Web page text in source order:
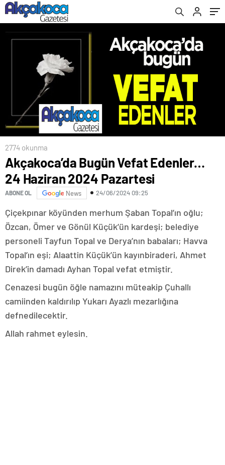
2774 okunma
Akçakoca’da Bugün Vefat Edenler…
24 Haziran 2024 Pazartesi
ABONE OL News 24/06/2024 09:25
Çiçekpınar köyünden merhum Şaban Topal’ın oğlu;
Özcan, Ömer ve Gönül Küçük’ün kardeşi; belediye
personeli Tayfun Topal ve Derya’nın babaları; Havva
Topal’ın eşi; Alaattin Küçük’ün kayınbiraderi, Ahmet
Direk’in damadı Ayhan Topal vefat etmiştir.
Cenazesi bugün öğle namazını müteakip Çuhallı
camiinden kaldırılıp Yukarı Ayazlı mezarlığına
defnedilecektir.
Allah rahmet eylesin.